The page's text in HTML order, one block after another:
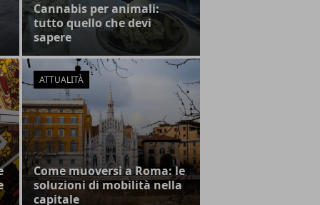
Cannabis per animali:
tutto quello che devi
sapere
ATTUALITÀ
Come muoversi a Roma: le
soluzioni di mobilità nella
capitale